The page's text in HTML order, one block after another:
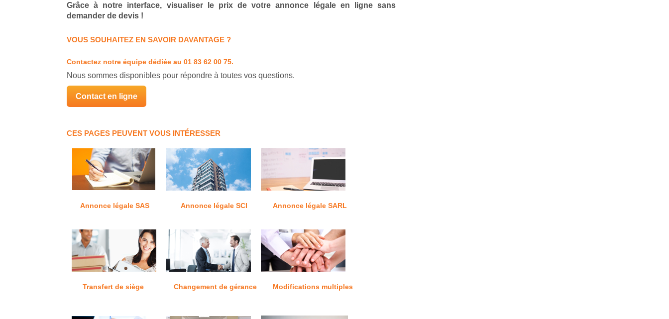
Grâce à notre interface, visualiser le prix de votre annonce légale en ligne sans
demander de devis !
VOUS SOUHAITEZ EN SAVOIR DAVANTAGE ?
Contactez notre équipe dédiée au 01 83 62 00 75.
Nous sommes disponibles pour répondre à toutes vos questions.
Contact en ligne
CES PAGES PEUVENT VOUS INTÉRESSER
Annonce légale SAS Annonce légale SCI Annonce légale SARL
Transfert de siège Changement de gérance Modifications multiples